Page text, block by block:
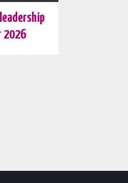
2026